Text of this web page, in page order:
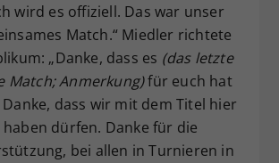
wird es offiziell. Das war unser
Match.“ Miedler richtete
„Danke, dass es (das letzte
Match; Anmerkung)für euch hat
dass wir mit dem Titel hier
dürfen. Danke für die
bei allen in Turnieren in